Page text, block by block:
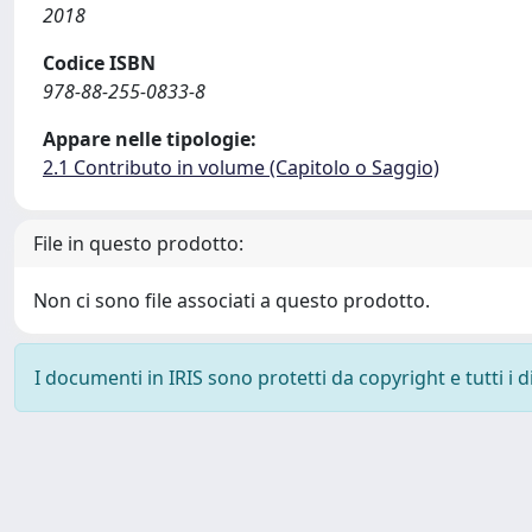
2018
Codice ISBN
978-88-255-0833-8
Appare nelle tipologie:
2.1 Contributo in volume (Capitolo o Saggio)
File in questo prodotto:
Non ci sono file associati a questo prodotto.
I documenti in IRIS sono protetti da copyright e tutti i